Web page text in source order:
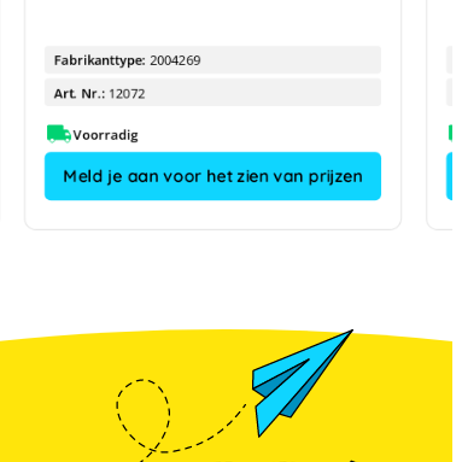
Fabrikanttype: 2004269
Art. Nr.: 12072
Voorradig
Meld je aan voor het zien van prijzen